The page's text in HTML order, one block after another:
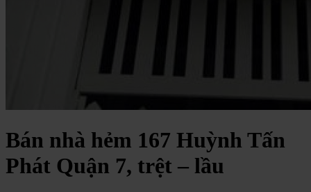
Bán nhà hẻm 167 Huỳnh Tấn
Phát Quận 7, trệt – lầu